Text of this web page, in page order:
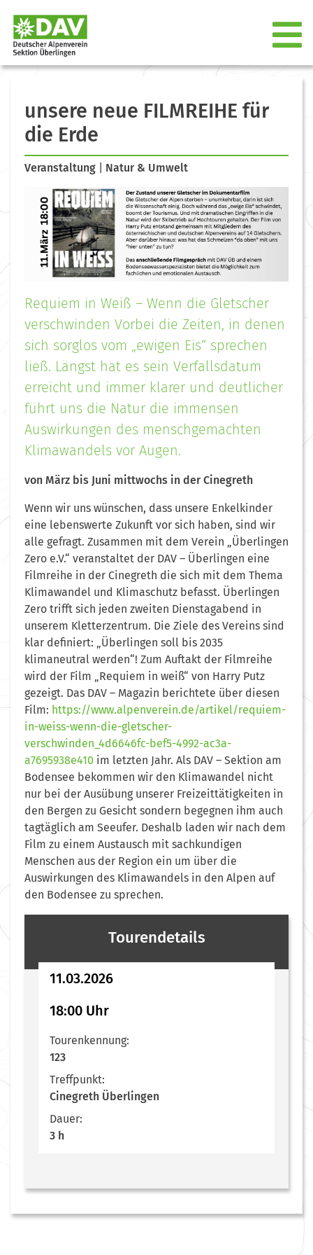
unsere neue FILMREIHE für
die Erde
Veranstaltung Natur & Umwelt
Requiem in Weiß – Wenn die Gletscher
verschwinden Vorbei die Zeiten, in denen
sich sorglos vom „ewigen Eis“ sprechen
ließ. Längst hat es sein Verfallsdatum
erreicht und immer klarer und deutlicher
führt uns die Natur die immensen
Auswirkungen des menschgemachten
Klimawandels vor Augen.
von März bis Juni mittwochs in der Cinegreth
Wenn wir uns wünschen, dass unsere Enkelkinder
eine lebenswerte Zukunft vor sich haben, sind wir
alle gefragt. Zusammen mit dem Verein „Überlingen
Zero e.V.“ veranstaltet der DAV – Überlingen eine
Filmreihe in der Cinegreth die sich mit dem Thema
Klimawandel und Klimaschutz befasst. Überlingen
Zero trifft sich jeden zweiten Dienstagabend in
unserem Kletterzentrum. Die Ziele des Vereins sind
klar definiert: „Überlingen soll bis 2035
klimaneutral werden“! Zum Auftakt der Filmreihe
wird der Film „Requiem in weiß“ von Harry Putz
gezeigt. Das DAV – Magazin berichtete über diesen
Film: https://www.alpenverein.de/artikel/requiem-
in-weiss-wenn-die-gletscher-
verschwinden_4d6646fc-bef5-4992-ac3a-
a7695938e410 im letzten Jahr. Als DAV – Sektion am
Bodensee bekommen wir den Klimawandel nicht
nur bei der Ausübung unserer Freizeittätigkeiten in
den Bergen zu Gesicht sondern begegnen ihm auch
tagtäglich am Seeufer. Deshalb laden wir nach dem
Film zu einem Austausch mit sachkundigen
Menschen aus der Region ein um über die
Auswirkungen des Klimawandels in den Alpen auf
den Bodensee zu sprechen.
Tourendetails
11.03.2026
18:00 Uhr
Tourenkennung:
123
Treffpunkt:
Cinegreth Überlingen
Dauer:
3 h